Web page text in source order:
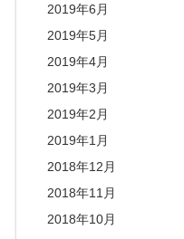
2019年6月
2019年5月
2019年4月
2019年3月
2019年2月
2019年1月
2018年12月
2018年11月
2018年10月